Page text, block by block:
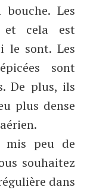
Les
et cela est
le sont. Les
sont
De plus, ils
plus dense
mis peu de
souhaitez
dans